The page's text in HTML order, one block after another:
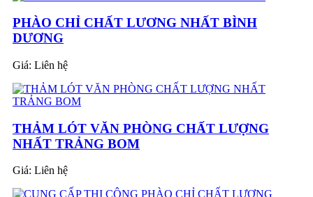
PHÀO CHỈ CHẤT LƯƠNG NHẤT BÌNH
DƯƠNG
Giá: Liên hệ
THẢM LÓT VĂN PHÒNG CHẤT LƯỢNG
NHẤT TRẢNG BOM
Giá: Liên hệ